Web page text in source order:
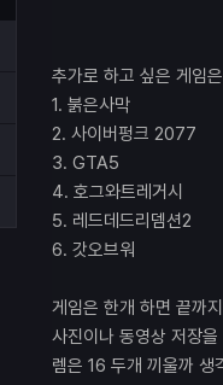
추가로 하고 싶은 게임은
1. 붉은사막
2. 사이버펑크 2077
3. GTA5
4. 호그와트레거시
5. 레드데드리뎀션2
6. 갓오브워
게임은 한개 하면 끝까
사진이나 동영상 저장
렘은 16 두개 끼울까 생